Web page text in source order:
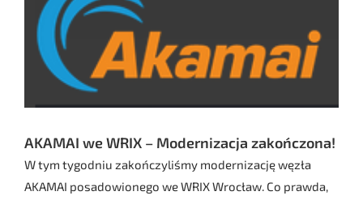
obrazek
AKAMAI we WRIX – Modernizacja zakończona!
W tym tygodniu zakończyliśmy modernizację węzła
AKAMAI posadowionego we WRIX Wrocław. Co prawda,